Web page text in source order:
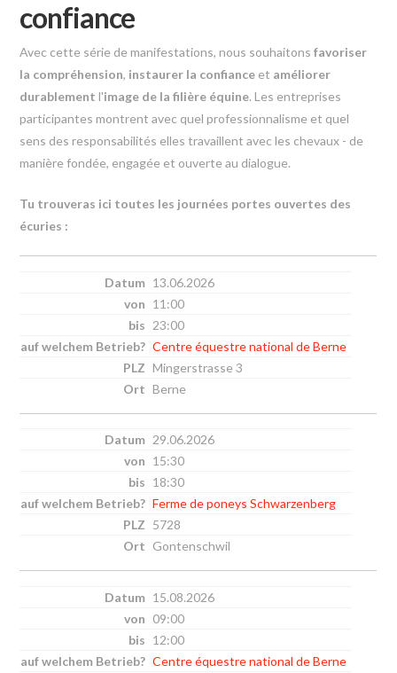
confiance
Avec cette série de manifestations, nous souhaitonsfavoriser
la compréhension, instaurer la confiance et améliorer
durablement l'image de la filière équine. Les entreprises
participantes montrent avec quel professionnalisme et quel
sens des responsabilités elles travaillent avec les chevaux - de
manière fondée, engagée et ouverte au dialogue.
Tu trouveras ici toutes les journées portes ouvertes des
écuries :
13.06.2026
11:00
23:00
Centre équestre national de Berne
Mingerstrasse 3
Berne
29.06.2026
15:30
18:30
Ferme de poneys Schwarzenberg
5728
Gontenschwil
15.08.2026
09:00
12:00
Centre équestre national de Berne